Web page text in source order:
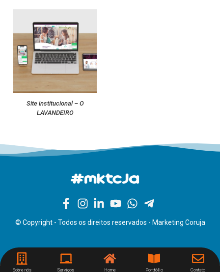
Site institucional – O
LAVANDEIRO
© Copyright - Todos os direitos reservados - Marketing Coruja
Sobre nós Serviços Home Portfólio Contato